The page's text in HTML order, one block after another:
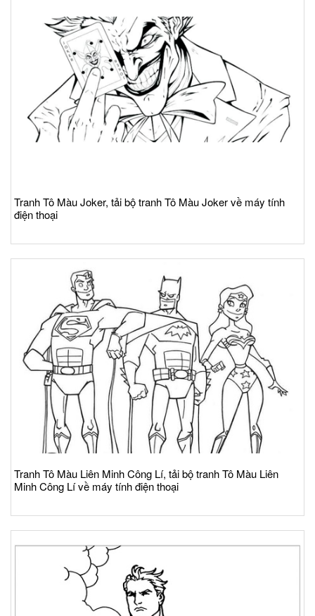
Tranh Tô Màu Joker, tải bộ tranh Tô Màu Joker về máy tính
điện thoại
Tranh Tô Màu Liên Minh Công Lí, tải bộ tranh Tô Màu Liên
Minh Công Lí về máy tính điện thoại